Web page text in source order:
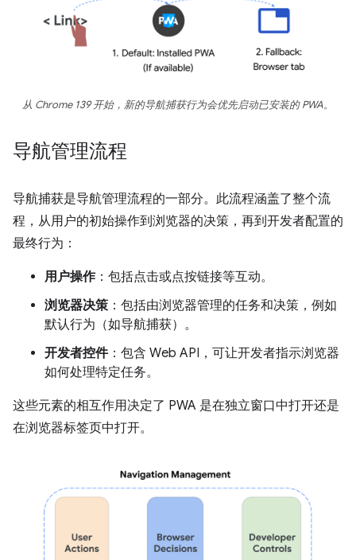
从 Chrome 139 开始，新的导航捕获行为会优先启动已安装的 PWA。
导航管理流程
导航捕获是导航管理流程的一部分。此流程涵盖了整个流
程，从用户的初始操作到浏览器的决策，再到开发者配置的
最终行为：
用户操作：包括点击或点按链接等互动。
浏览器决策 ：包括由浏览器管理的任务和决策，例如
默认行为（如导航捕获）。
开发者控件：包含 Web API，可让开发者指示浏览器
如何处理特定任务。
这些元素的相互作用决定了 PWA 是在独立窗口中打开还是
在浏览器标签页中打开。